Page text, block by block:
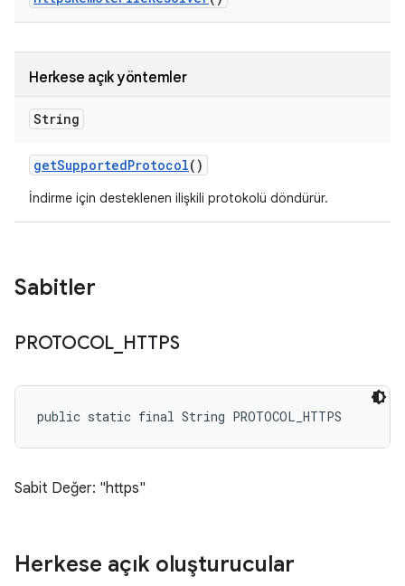
Herkese açık yöntemler
String
getSupportedProtocol()
İndirme için desteklenen ilişkili protokolü döndürür.
Sabitler
PROTOCOL HTTPS
public static final String PROTOCOL_HTTPS
Sabit Değer: "https"
Herkese açık oluşturucular